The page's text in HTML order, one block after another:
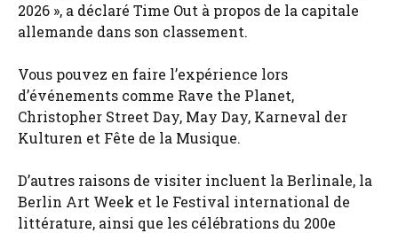
2026 », a déclaré Time Out à propos de la capitale
allemande dans son classement.
Vous pouvez en faire l’expérience lors
d’événements comme Rave the Planet,
Christopher Street Day, May Day, Karneval der
Kulturen et Fête de la Musique.
D’autres raisons de visiter incluent la Berlinale, la
Berlin Art Week et le Festival international de
littérature, ainsi que les célébrations du 200e